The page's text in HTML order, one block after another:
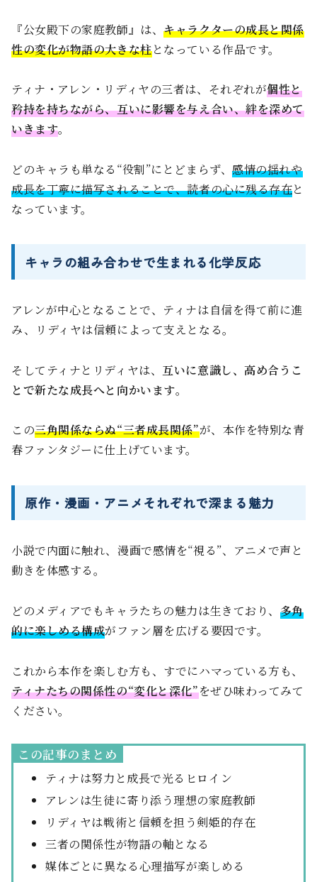
『公女殿下の家庭教師』は、キャラクターの成長と関係
性の変化が物語の大きな柱となっている作品です。
ティナ・アレン・リディヤの三者は、それぞれが個性と
矜持を持ちながら、互いに影響を与え合い、絆を深めて
いきます。
どのキャラも単なる“役割”にとどまらず、感情の揺れや
成長を丁寧に描写されることで、読者の心に残る存在と
なっています。
キャラの組み合わせで生まれる化学反応
アレンが中心となることで、ティナは自信を得て前に進
み、リディヤは信頼によって支えとなる。
そしてティナとリディヤは、 互いに意識し、高め合うこ
とで新たな成長へと向かいます。
この三角関係ならぬ“三者成長関係”が、本作を特別な青
春ファンタジーに仕上げています。
原作・漫画・アニメそれぞれで深まる魅力
小説で内面に触れ、漫画で感情を“視る”、アニメで声と
動きを体感する。
どのメディアでもキャラたちの魅力は生きており、 多角
的に楽しめる構成がファン層を広げる要因です。
これから本作を楽しむ方も、すでにハマっている方も、
ティナたちの関係性の“変化と深化”をぜひ味わってみて
ください。
この記事のまとめ
ティナは努力と成長で光るヒロイン
アレンは生徒に寄り添う理想の家庭教師
リディヤは戦術と信頼を担う剣姫的存在
三者の関係性が物語の軸となる
媒体ごとに異なる心理描写が楽しめる